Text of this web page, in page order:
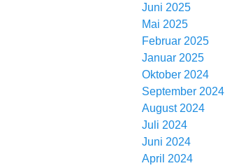
Juni 2025
Mai 2025
Februar 2025
Januar 2025
Oktober 2024
September 2024
August 2024
Juli 2024
Juni 2024
April 2024